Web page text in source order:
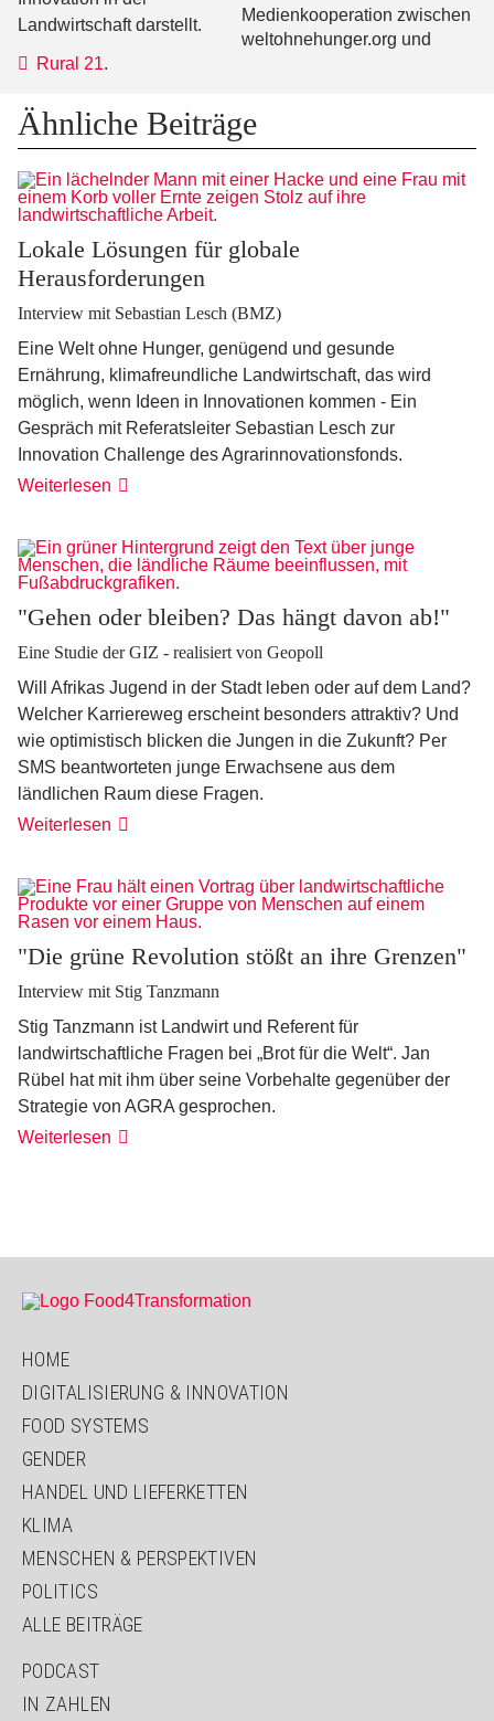
Medienkooperation zwischen
weltohnehunger.org und
Rural 21.
Ähnliche Beiträge
Lokale Lösungen für globale
Herausforderungen
Interview mit Sebastian Lesch (BMZ)
Eine Welt ohne Hunger, genügend und gesunde
Ernährung, klimafreundliche Landwirtschaft, das wird
möglich, wenn Ideen in Innovationen kommen - Ein
Gespräch mit Referatsleiter Sebastian Lesch zur
Innovation Challenge des Agrarinnovationsfonds.
Weiterlesen Lokale
globale
Herausforderungen
"Gehen oder bleiben? Das hängt davon ab!"
Eine Studie der GIZ - realisiert von Geopoll
Will Afrikas Jugend in der Stadt leben oder auf dem Land?
Welcher Karriereweg erscheint besonders attraktiv? Und
wie optimistisch blicken die Jungen in die Zukunft? Per
SMS beantworteten junge Erwachsene aus dem
ländlichen Raum diese Fragen.
Weiterlesen "Gehen
Das
hängt
davon
ab!"
"Die grüne Revolution stößt an ihre Grenzen"
Interview mit Stig Tanzmann
Stig Tanzmann ist Landwirt und Referent für
landwirtschaftliche Fragen bei „Brot für die Welt“. Jan
Rübel hat mit ihm über seine Vorbehalte gegenüber der
Strategie von AGRA gesprochen.
Weiterlesen "Die
HOME
DIGITALISIERUNG & INNOVATION
FOOD SYSTEMS
GENDER
HANDEL UND LIEFERKETTEN
KLIMA
MENSCHEN & PERSPEKTIVEN
POLITICS
ALLE BEITRÄGE
PODCAST
IN ZAHLEN